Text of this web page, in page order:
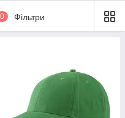
0 Фільтри